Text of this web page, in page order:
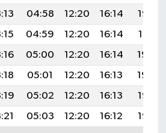
04:58 12:20 16:14
19:32
04:59 12:20 16:14
19:31
05:00 12:20 16:14
19:30
05:01 12:20 16:13
19:29
05:02 12:20 16:13
19:28
05:03 12:20 16:12
19:26